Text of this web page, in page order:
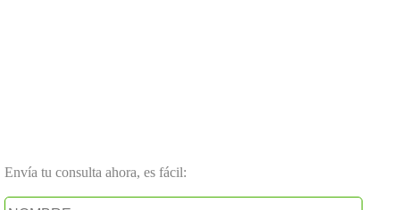
Envía tu consulta ahora, es fácil: